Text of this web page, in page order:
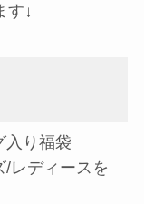
す↓
入り福袋
/レディースを